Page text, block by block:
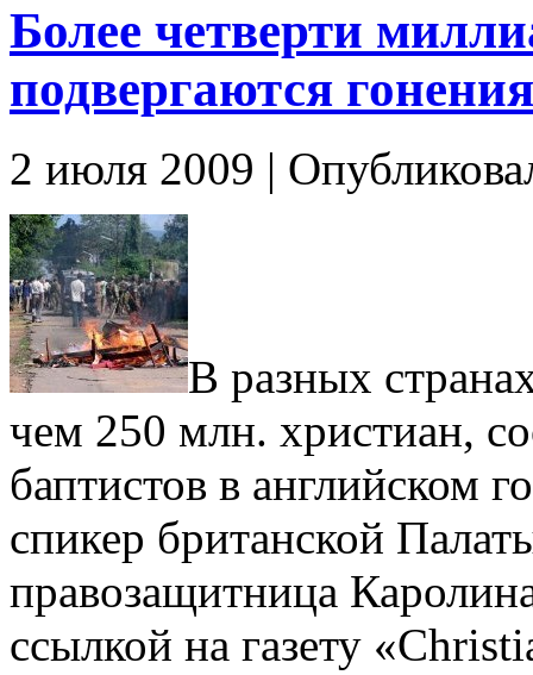
Более четверти
подвергаются
2 июля 2009 |
В разных
чем 250 млн. христиан,
баптистов в английском
спикер британской
правозащитница
ссылкой на газету